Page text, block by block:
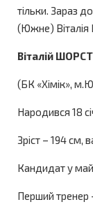
тільки. Зараз
(Южне)
Віталій
(БК «Хімік»,
Народився 18
Зріст – 194 см,
Кандидат у
Перший